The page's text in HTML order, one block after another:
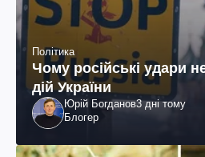
Політика
Чому російські удари
дій України
Юрій Богданов3 дні тому
Блогер